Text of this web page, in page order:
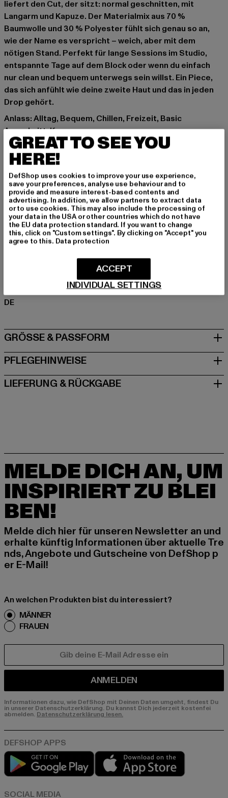
liefert den Cut, der sitzt: normal geschnitten, mit
Langarm und Kapuze. Der Materialmix aus 70 %
Baumwolle und 30 % Polyester fühlt sich genau so an,
wie der Name es verspricht – weich, aber mit dem
nötigen Stand. Perfekt für lange Sessions im Studio,
entspannte Tage auf dem Block oder wenn du einfach
nur clean und bequem unterwegs sein willst. Ein Piece,
das sich anfühlt wie deine zweite Haut und das in jeden
Drop gehört.
Anlass: Alltag, Bequem, Chillen, Freizeit, Basic
Ausschnitt: Kapuze
Ärmelart: Langarm
Details: Kängurutasche, Rippstrickbündchen
Schnitt: Normal
Marke: Urban Classics
Kat.: Hoodies
Farbe: grau
Hersteller Farbe: lightasphalt
Materialzusammensetzung: 70% Baumwolle, 30%
Polyester
Hersteller: TB International GmbH |info@tbint.de
Dr.-Robert-Murjahn-Straße 7 | 64372 Ober-Ramstadt |
DE
GRÖSSE & PASSFORM
PFLEGEHINWEISE
LIEFERUNG & RÜCKGABE
MELDE DICH AN, UM
INSPIRIERT ZU BLEI
BEN!
Melde dich hier für unseren Newsletter an und
erhalte künftig Informationen über aktuelle Tre
nds, Angebote und Gutscheine von DefShop p
er E-Mail!
An welchen Produkten bist du interessiert?
MÄNNER
FRAUEN
ANMELDEN
Informationen dazu, wie DefShop mit Deinen Daten umgeht, findest Du
in unserer Datenschutzerklärung. Du kannst Dich jederzeit kostenfei
abmelden. Datenschutzerklärung lesen.
Play market
GREAT TO SEE YOU
HERE!
DefShop uses cookies to improve your use experience,
save your preferences, analyse use behaviour and to
provide and measure interest-based contents and
advertising. In addition, we allow partners to extract data
or to use cookies. This may also include the processing of
your data in the USA or other countries which do not have
the EU data protection standard. If you want to change
this, click on "Custom settings". By clicking on "Accept" you
agree to this. Data protection
INDIVIDUAL SETTINGS
ACCEPT